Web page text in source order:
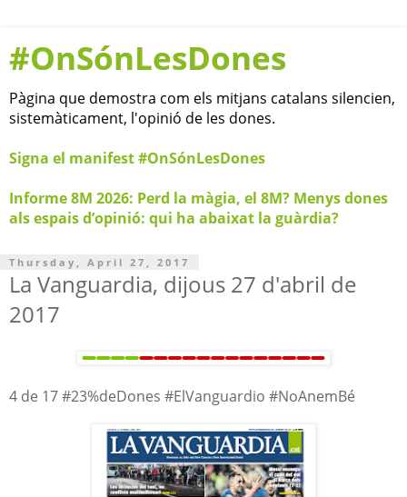
#OnSónLesDones
Pàgina que demostra com els mitjans catalans silencien,
sistemàticament, l'opinió de les dones.
Signa el manifest #OnSónLesDones
Informe 8M 2026: Perd la màgia, el 8M? Menys dones
als espais d’opinió: qui ha abaixat la guàrdia?
Thursday, April 27, 2017
La Vanguardia, dijous 27 d'abril de
2017
4 de 17 #23%deDones #ElVanguardio #NoAnemBé